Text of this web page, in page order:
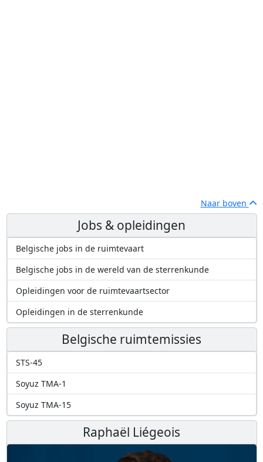
Naar boven
Jobs & opleidingen
Belgische jobs in de ruimtevaart
Belgische jobs in de wereld van de sterrenkunde
Opleidingen voor de ruimtevaartsector
Opleidingen in de sterrenkunde
Belgische ruimtemissies
STS-45
Soyuz TMA-1
Soyuz TMA-15
Raphaël Liégeois